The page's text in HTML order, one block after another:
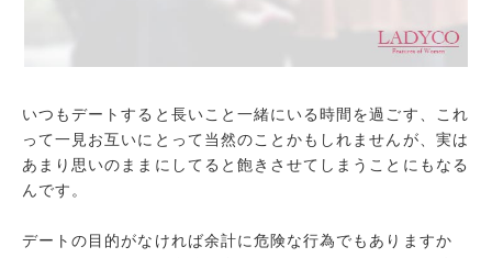
いつもデートすると長いこと一緒にいる時間を過ごす、これ
って一見お互いにとって当然のことかもしれませんが、実は
あまり思いのままにしてると飽きさせてしまうことにもなる
んです。
デートの目的がなければ余計に危険な行為でもありますか